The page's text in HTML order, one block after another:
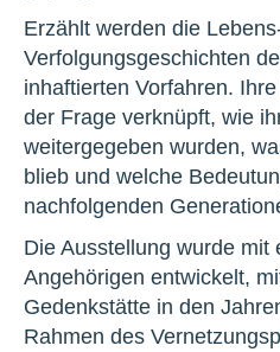
Erzählt werden die
Verfolgungsgeschichten
inhaftierten Vorfahren.
der Frage verknüpft, wie
weitergegeben wurden,
blieb und welche
nachfolgenden
Die Ausstellung wurde mit
Angehörigen entwickelt,
Gedenkstätte in den
Rahmen des